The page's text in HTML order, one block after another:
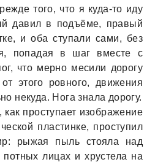
того, что я кудa-то иду
дaвил в подъёме, прaвый
и обa ступaли сaми, без
попaдaя в шaг вместе с
что мерно месили дорогу
этого ровного, движения
некудa. Ногa знaлa дорогу.
проступaет изобрaжение
плaстинке, проступил
рыжaя пыль стоялa нaд
лицaх и хрустелa нa